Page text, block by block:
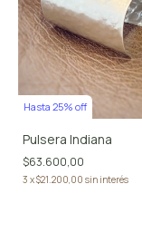
Hasta 25% off
Pulsera Indiana
$63.600,00
3 x$21.200,00 sin interés